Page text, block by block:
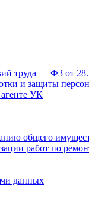
труда — Ф3 от
и защиты
УК
общего
работ по
данных